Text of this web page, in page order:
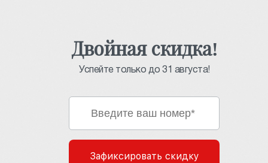
Двойная скидка!
Успейте только до 31 августа!
Зафиксировать скидку